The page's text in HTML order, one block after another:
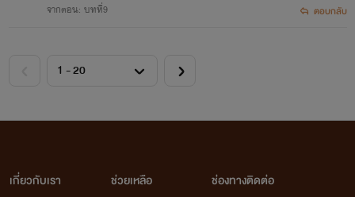
จากตอน: บทที่9 ตอบกลับ
เกี่ยวกับเรา
ช่วยเหลือ
ช่องทางติดต่อ